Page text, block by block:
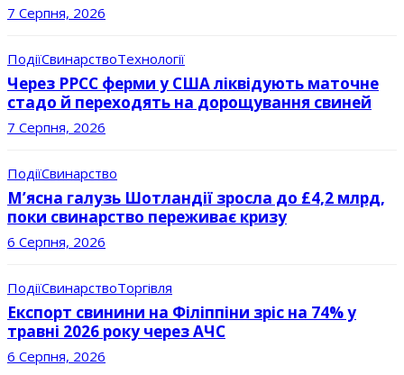
7 Серпня, 2026
ПодіїСвинарствоТехнології
Через РРСС ферми у США ліквідують маточне
стадо й переходять на дорощування свиней
7 Серпня, 2026
ПодіїСвинарство
М’ясна галузь Шотландії зросла до £4,2 млрд,
поки свинарство переживає кризу
6 Серпня, 2026
ПодіїСвинарствоТоргівля
Експорт свинини на Філіппіни зріс на 74% у
травні 2026 року через АЧС
6 Серпня, 2026